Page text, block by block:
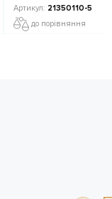
21350110-5
до порівняння